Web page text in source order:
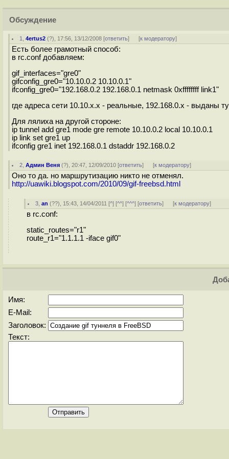
Обсуждение
1 ,4ertus2 (?), 17:56, 13/12/2008 [ответить] [к модератору]
Есть более грамотный способ:
в rc.conf добавляем:
gif_interfaces="gre0"
gifconfig_gre0="10.10.0.2 10.10.0.1"
ifconfig_gre0="192.168.0.2 192.168.0.1 netmask 0xffffffff link1"
где адреса сети 10.10.х.х - реальные, 192.168.0.х - выданы
Для лялиха на другой стороне:
ip tunnel add gre1 mode gre remote 10.10.0.2 local 10.10.0.1
ip link set gre1 up
ifconfig gre1 inet 192.168.0.1 dstaddr 192.168.0.2
2 ,Админ Веня (?), 20:47, 12/09/2010 [ответить] [к модератору]
Оно то да. но маршрутизацию никто не отменял.
http://uawiki.blogspot.com/2010/09/gif-freebsd.html
3 ,an (??), 15:43, 14/04/2011 [^] [^^] [^^^] [ответить] [к модератору]
в rc.conf:
static_routes="r1"
route_r1="1.1.1.1 -iface gif0"
Имя:
E-Mail:
Заголовок:
Текст: